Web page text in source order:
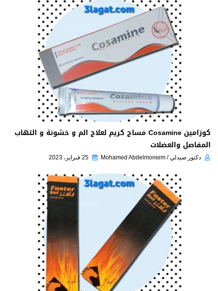
كوزامين Cosamine مساج كريم لعلاج الم و خشونة و التهاب
المفاصل والعضلات
دكتور صيدلي / Mohamed Abdelmoniem 25 فبراير، 2023